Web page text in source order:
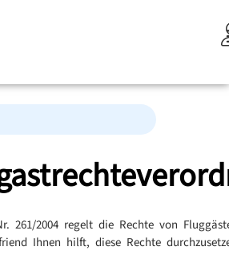
261/2004 regelt die Rechte von
Ihnen hilft, diese Rechte